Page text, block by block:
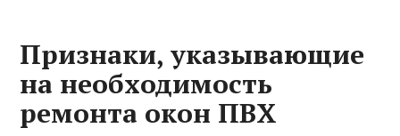
Признаки, указывающие
на необходимость
ремонта окон ПВХ